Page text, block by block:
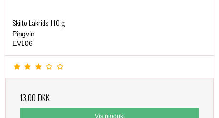
Skilte Lakrids 110 g
Pingvin
EV106
13,00 DKK
Vis produkt